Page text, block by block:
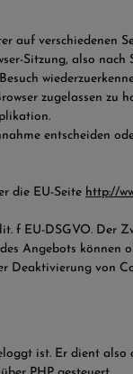
auf verschiedenen
Sitzung, also nach
zugelassen zu
entscheiden
die EU-Seite http://
f EU-DSGVO. Der
Angebots können
Deaktivierung von
ist. Er dient also